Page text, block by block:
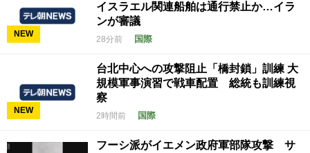
NEW
イスラエル関連船舶は通行禁止か…イラ
ンが審議
28分前 国際
NEW
台北中心への攻撃阻止「橋封鎖」訓練 大
規模軍事演習で戦車配置 総統も訓練視
察
2時間前 国際
フーシ派がイエメン政府軍部隊攻撃 サ